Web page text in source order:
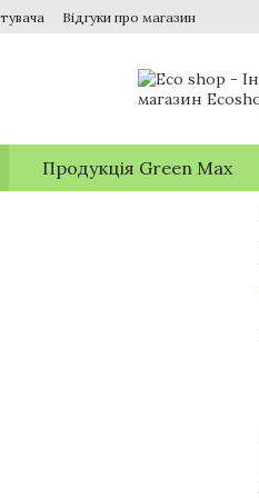
Відгуки про магазин
Продукція Green Max